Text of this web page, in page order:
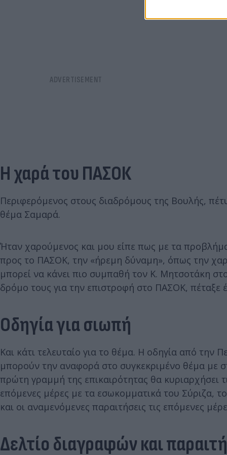
Η χαρά του ΠΑΣΟΚ
Περιφερόμενος στους διαδρόμους της Βουλής,
θέμα Σαμαρά.
Ήταν χαρούμενος και μου είπε πως με τα
προς το ΠΑΣΟΚ, την «ήρεμη δύναμη», όπως την
μπορεί να κάνει πιο συμπαθή τον Κ. Μητσοτάκη
δρόμο τους για την επιστροφή στο ΠΑΣΟΚ, πέταξε
Οδηγία για σιωπή
Και κάτι τελευταίο για το θέμα. Η οδηγία από την
μπορούν την αναφορά στο συγκεκριμένο θέμα με
πρώτη γραμμή της επικαιρότητας θα κυριαρχήσει
επόμενες μέρες με τα εσωκομματικά του Σύριζα,
και οι αναμενόμενες παραιτήσεις τις επόμενες
Δελτίο διαγραφών και